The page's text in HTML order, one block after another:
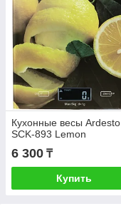
Кухонные весы Ardesto
SCK-893 Lemon
6 300 ₸
Купить